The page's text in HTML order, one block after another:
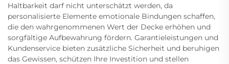
Haltbarkeit darf nicht unterschätzt werden, da
personalisierte Elemente emotionale Bindungen schaffen,
die den wahrgenommenen Wert der Decke erhöhen und
sorgfältige Aufbewahrung fördern. Garantieleistungen und
Kundenservice bieten zusätzliche Sicherheit und beruhigen
das Gewissen, schützen Ihre Investition und stellen